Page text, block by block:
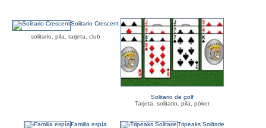
Solitario Crescent
solitario, pila, tarjeta, club
Solitario de golf
Tarjeta, solitario, pila, póker
Familia espía
Tripeaks Solitarie